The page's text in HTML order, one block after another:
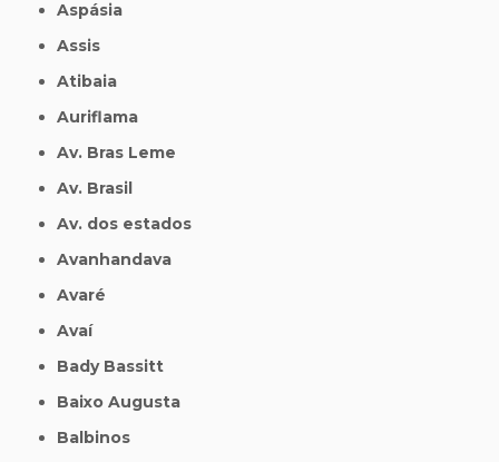
Aspásia
Assis
Atibaia
Auriflama
Av. Bras Leme
Av. Brasil
Av. dos estados
Avanhandava
Avaré
Avaí
Bady Bassitt
Baixo Augusta
Balbinos